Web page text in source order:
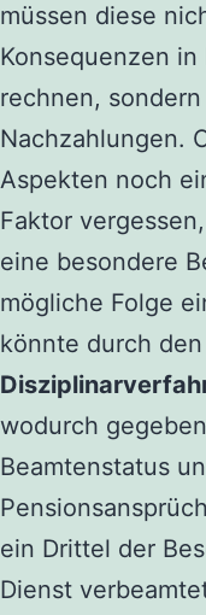
müssen diese
Konsequenzen
rechnen,
Nachzahlungen.
Aspekten noch
Faktor
eine besondere
mögliche Folge
könnte durch
wodurch
Beamtenstatus
ein Drittel der
Dienst